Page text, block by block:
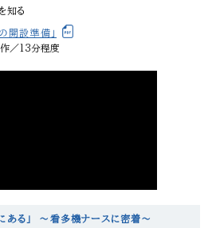
知る
開設準備」
／13分程度
ある」 ～看多機ナースに密着～